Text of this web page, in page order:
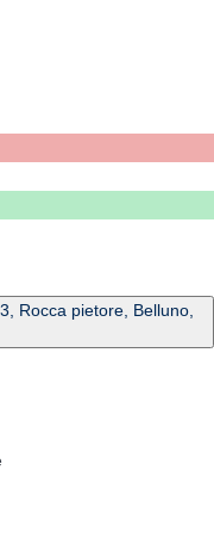
Rocca pietore, Belluno,